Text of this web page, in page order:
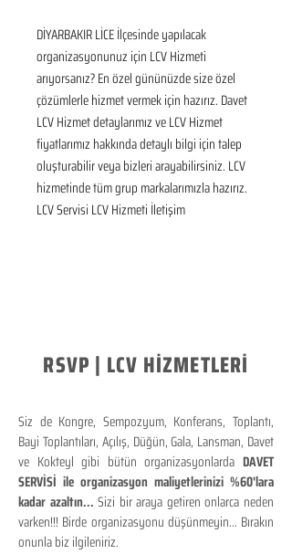
DİYARBAKIR LİCE İlçesinde yapılacak
organizasyonunuz için LCV Hizmeti
arıyorsanız? En özel gününüzde size özel
çözümlerle hizmet vermek için hazırız. Davet
LCV Hizmet detaylarımız ve LCV Hizmet
fiyatlarımız hakkında detaylı bilgi için talep
oluşturabilir veya bizleri arayabilirsiniz. LCV
hizmetinde tüm grup markalarımızla hazırız.
LCV Servisi LCV Hizmeti İletişim
RSVP | LCV HİZMETLERİ
Siz de Kongre, Sempozyum, Konferans, Toplantı,
Bayi Toplantıları, Açılış, Düğün, Gala, Lansman, Davet
ve Kokteyl gibi bütün organizasyonlarda DAVET
SERVİSİ ile organizasyon maliyetlerinizi %60'lara
kadar azaltın...Sizi bir araya getiren onlarca neden
varken!!! Birde organizasyonu düşünmeyin... Bırakın
onunla biz ilgileniriz.